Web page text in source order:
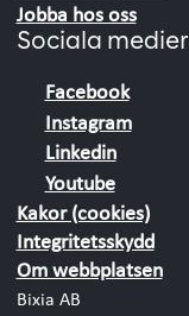
Jobba hos oss
Sociala medier
Facebook
Instagram
Linkedin
Youtube
Kakor (cookies)
Integritetsskydd
Om webbplatsen
Bixia AB